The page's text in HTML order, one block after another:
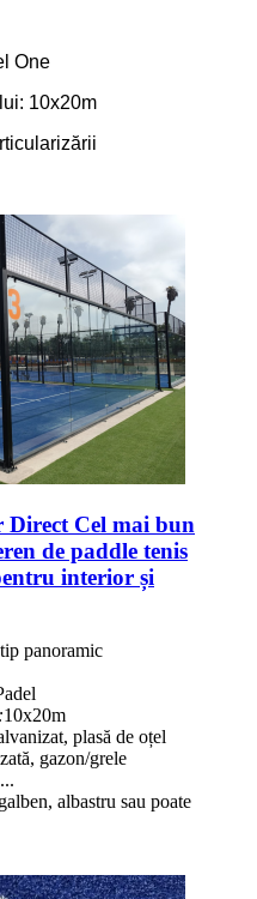
One
10x20m
Cel mai bun
de paddle tenis
interior și
panoramic
10x20m
plasă de oțel
gazon/grele
albastru sau poate